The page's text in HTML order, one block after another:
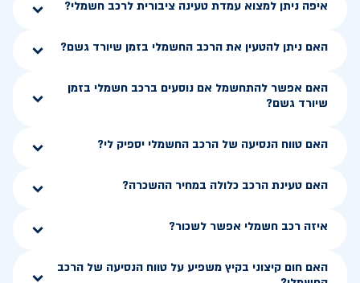
איפה ניתן למצוא עמדת טעינה ציבורית לרכב חשמלי?
האם ניתן להטעין את הרכב החשמלי בזמן שיורד גשם?
האם אפשר להתחשמל אם נוסעים ברכב חשמלי בזמן
שיורד גשם?
האם טווח הנסיעה של הרכב החשמלי יספיק לי?
האם טעינת הרכב כלולה במחיר ההשכרה?
איזה רכב חשמלי אפשר לשכור?
האם חום קיצוני בקיץ משפיע על טווח הנסיעה של הרכב